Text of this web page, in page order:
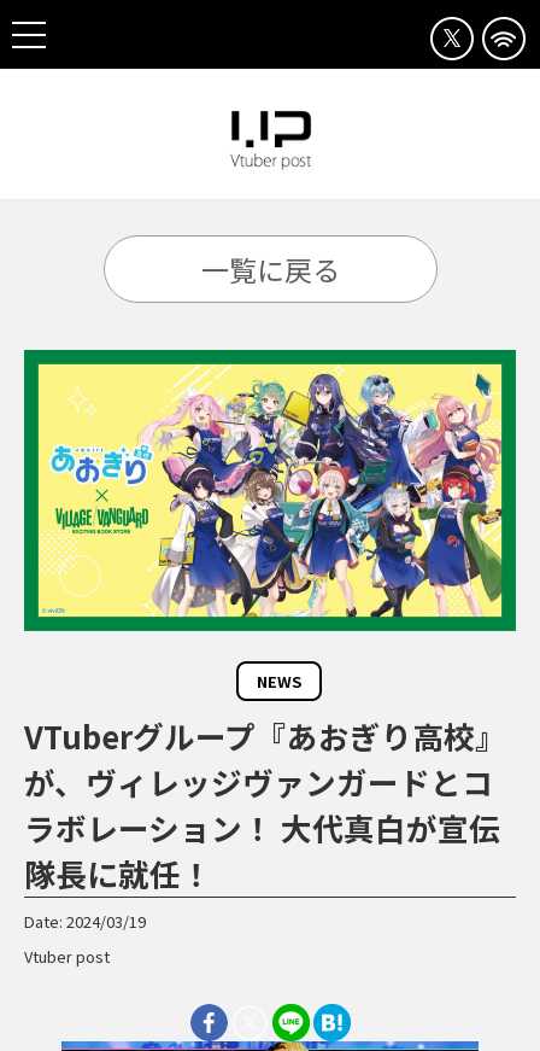
一覧に戻る
NEWS
VTuberグループ『あおぎり高校』
が、ヴィレッジヴァンガードとコ
ラボレーション！ 大代真白が宣伝
隊長に就任！
Date: 2024/03/19
Vtuber post